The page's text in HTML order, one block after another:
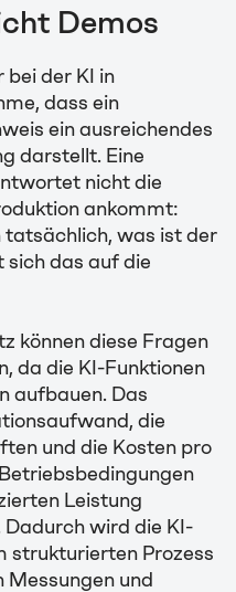
Demos
bei der KI in
dass ein
ein ausreichendes
darstellt. Eine
nicht die
ankommt:
was ist der
sich das auf die
können diese Fragen
da die KI-Funktionen
aufbauen. Das
die
und die Kosten pro
Leistung
Dadurch wird die KI-
strukturierten Prozess
und